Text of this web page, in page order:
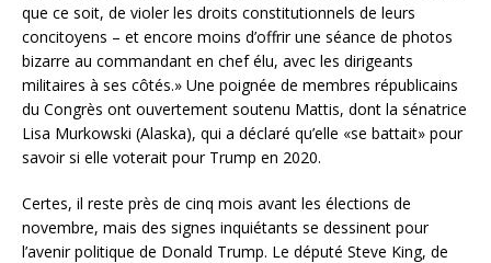
que ce soit, de violer les droits constitutionnels de leurs
concitoyens – et encore moins d’offrir une séance de photos
bizarre au commandant en chef élu, avec les dirigeants
militaires à ses côtés.» Une poignée de membres républicains
du Congrès ont ouvertement soutenu Mattis, dont la sénatrice
Lisa Murkowski (Alaska), qui a déclaré qu’elle «se battait» pour
savoir si elle voterait pour Trump en 2020.
Certes, il reste près de cinq mois avant les élections de
novembre, mais des signes inquiétants se dessinent pour
l’avenir politique de Donald Trump. Le député Steve King, de